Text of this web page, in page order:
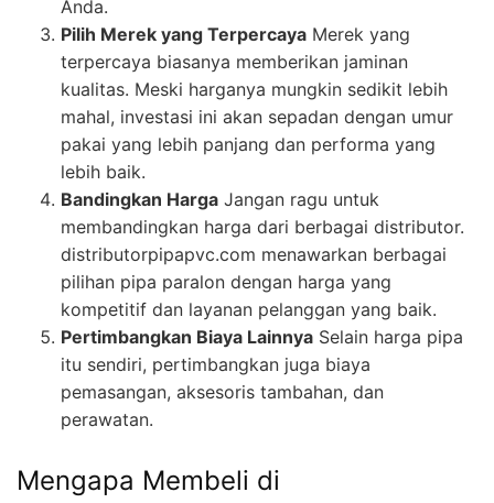
Anda.
Pilih Merek yang Terpercaya Merek yang
terpercaya biasanya memberikan jaminan
kualitas. Meski harganya mungkin sedikit lebih
mahal, investasi ini akan sepadan dengan umur
pakai yang lebih panjang dan performa yang
lebih baik.
Bandingkan Harga Jangan ragu untuk
membandingkan harga dari berbagai distributor.
distributorpipapvc.com menawarkan berbagai
pilihan pipa paralon dengan harga yang
kompetitif dan layanan pelanggan yang baik.
Pertimbangkan Biaya Lainnya Selain harga pipa
itu sendiri, pertimbangkan juga biaya
pemasangan, aksesoris tambahan, dan
perawatan.
Mengapa Membeli di